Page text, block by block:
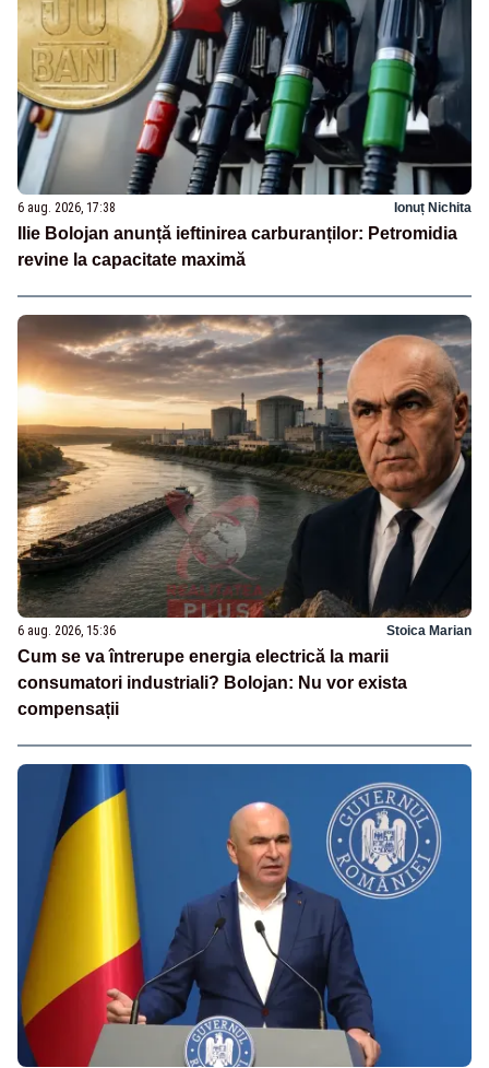
6 aug. 2026, 17:38 Ionuț Nichita
Ilie Bolojan anunță ieftinirea carburanților: Petromidia
revine la capacitate maximă
6 aug. 2026, 15:36 Stoica Marian
Cum se va întrerupe energia electrică la marii
consumatori industriali? Bolojan: Nu vor exista
compensații